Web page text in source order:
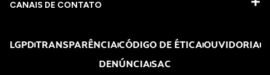
CANAIS DE CONTATO
LGPDTRANSPARÊNCIACÓDIGO DE ÉTICAOUVIDORIA
DENÚNCIASAC